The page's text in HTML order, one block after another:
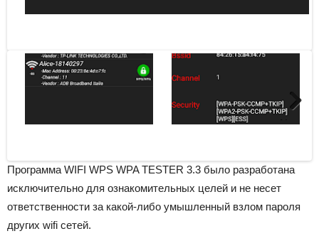
Next
Программа WIFI WPS WPA TESTER 3.3 было разработана
исключительно для ознакомительных целей и не несет
ответственности за какой-либо умышленный взлом пароля
других wifi сетей.